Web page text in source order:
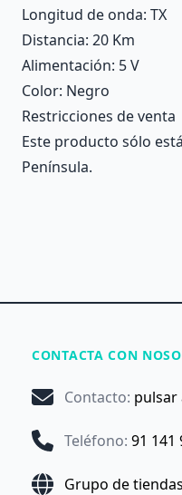
Longitud de onda: TX
Distancia: 20 Km
Alimentación: 5 V
Color: Negro
Restricciones de venta
Este producto sólo
Península.
CONTACTA CON
Contacto: pulsar
Teléfono: 91 141
Grupo de